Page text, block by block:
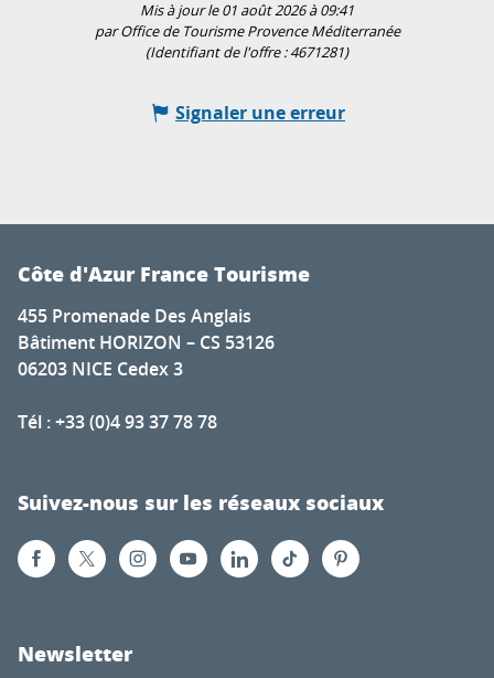
Mis à jour le 01 août 2026 à 09:41
par Office de Tourisme Provence Méditerranée
(Identifiant de l'offre :4671281)
Signaler une erreur
Côte d'Azur France Tourisme
455 Promenade Des Anglais
Bâtiment HORIZON – CS 53126
06203 NICE Cedex 3
Tél : +33 (0)4 93 37 78 78
Suivez-nous sur les réseaux sociaux
Newsletter